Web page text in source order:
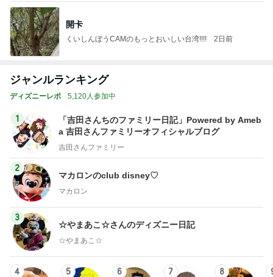
開卡
くいしんぼうCAMのもっとおいしい台湾!!!! 2日前
ジャンルランキング
ディズニーレポ 5,120人参加中
1
「吉田さんちのファミリー日記」Powered by Ameb
a 吉田さんファミリーオフィシャルブログ
吉田さんファミリー
2
マカロンのclub disney♡
マカロン
3
☆やまあこ☆さんのディズニー日記
☆やまあこ☆
4 5 6 7 8